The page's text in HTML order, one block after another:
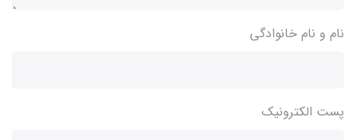
نام و نام خانوادگی
پست الکترونیک